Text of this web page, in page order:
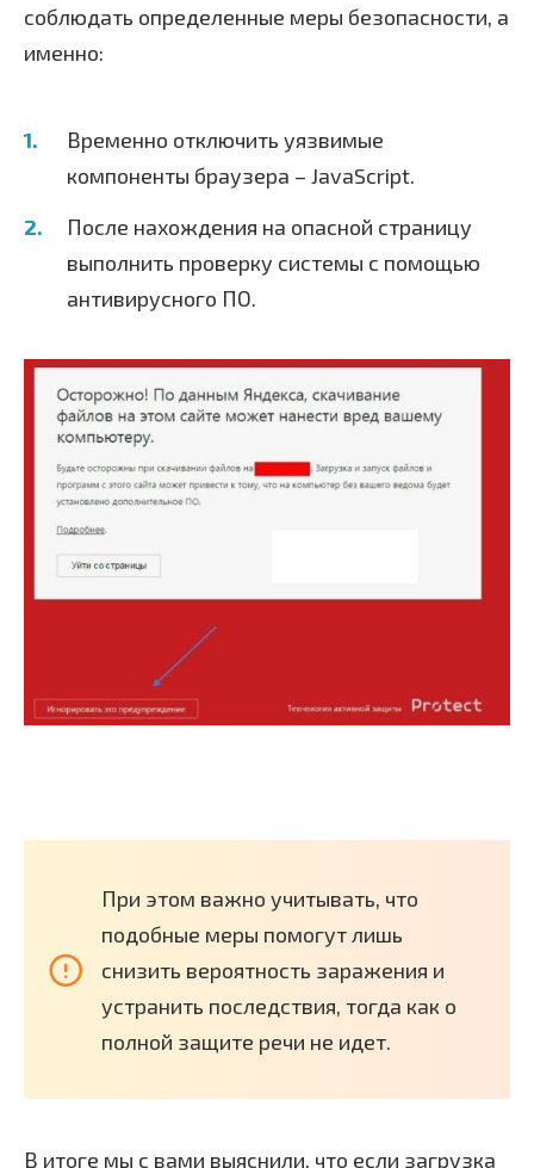
соблюдать определенные меры безопасности, а
именно:
Временно отключить уязвимые
компоненты браузера – JavaScript.
После нахождения на опасной страницу
выполнить проверку системы с помощью
антивирусного ПО.
При этом важно учитывать, что
подобные меры помогут лишь
снизить вероятность заражения и
устранить последствия, тогда как о
полной защите речи не идет.
В итоге мы с вами выяснили, что если загрузка